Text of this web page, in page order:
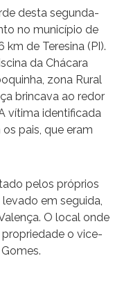
desta segunda-
no município de
km de Teresina (PI).
da Chácara
zona Rural
brincava ao redor
vítima identificada
pais, que eram
pelos próprios
em seguida,
O local onde
o vice-